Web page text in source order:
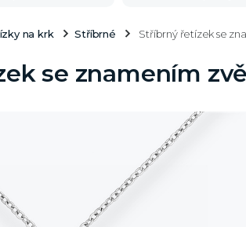
na krk Stříbrné Stříbrný řetízek se
se znamením